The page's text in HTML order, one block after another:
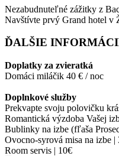
Nezabudnuteľné zážitky z
Navštívte prvý Grand hotel v
ĎALŠIE
Doplatky za zvieratká
Domáci miláčik 40 € / noc
Doplnkové služby
Prekvapte svoju polovičku
Romantická výzdoba Vašej
Bublinky na izbe (fľaša
Ovocno-syrová misa na izbe |
Room servis | 10€